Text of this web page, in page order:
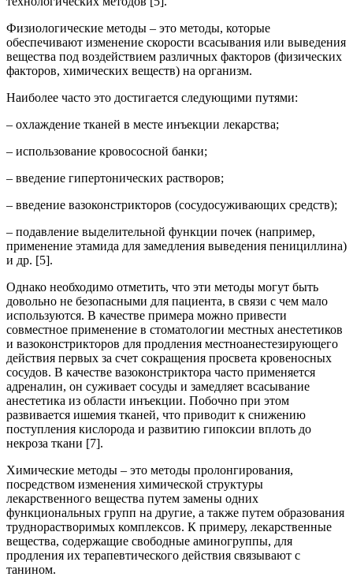
Физиологические методы – это методы, которые
обеспечивают изменение скорости всасывания или выведения
вещества под воздействием различных факторов (физических
факторов, химических веществ) на организм.
Наиболее часто это достигается следующими путями:
– охлаждение тканей в месте инъекции лекарства;
– использование кровососной банки;
– введение гипертонических растворов;
– введение вазоконстрикторов (сосудосуживающих средств);
– подавление выделительной функции почек (например,
применение этамида для замедления выведения пенициллина)
и др. [5].
Однако необходимо отметить, что эти методы могут быть
довольно не безопасными для пациента, в связи с чем мало
используются. В качестве примера можно привести
совместное применение в стоматологии местных анестетиков
и вазоконстрикторов для продления местноанестезирующего
действия первых за счет сокращения просвета кровеносных
сосудов. В качестве вазоконстриктора часто применяется
адреналин, он суживает сосуды и замедляет всасывание
анестетика из области инъекции. Побочно при этом
развивается ишемия тканей, что приводит к снижению
поступления кислорода и развитию гипоксии вплоть до
некроза ткани [7].
Химические методы – это методы пролонгирования,
посредством изменения химической структуры
лекарственного вещества путем замены одних
функциональных групп на другие, а также путем образования
труднорастворимых комплексов. К примеру, лекарственные
вещества, содержащие свободные аминогруппы, для
продления их терапевтического действия связывают с
танином.